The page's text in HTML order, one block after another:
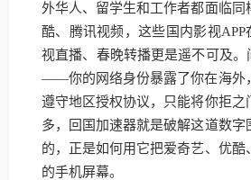
外华人、留学生和工作者都面临同
酷、腾讯视频，这些国内影视
视直播、春晚转播更是遥不可及
——你的网络身份暴露了你在海外
遵守地区授权协议，只能将你拒之
多，回国加速器就是破解这道数字
的，正是如何用它把爱奇艺、优酷
的手机屏幕。